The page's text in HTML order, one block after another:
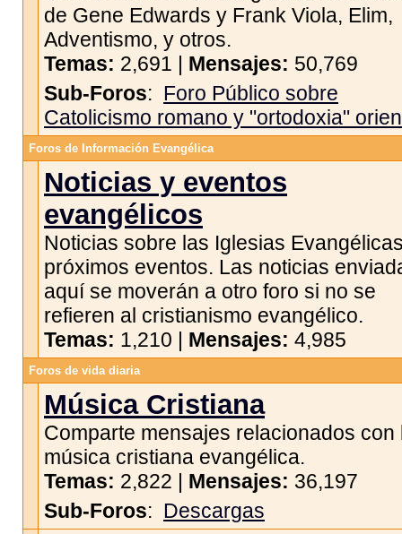
de Gene Edwards y Frank Viola, Elim,
Adventismo, y otros.
Temas: 2,691 | Mensajes: 50,769
Sub-Foros: Foro Público sobre
Catolicismo romano y "ortodoxia"
Foros de Información Evangélica
Noticias y eventos
evangélicos
Noticias sobre las Iglesias
próximos eventos. Las noticias
aquí se moverán a otro foro si no se
refieren al cristianismo evangélico.
Temas: 1,210 | Mensajes: 4,985
Foros de vida diaria
Música Cristiana
Comparte mensajes relacionados con
música cristiana evangélica.
Temas: 2,822 | Mensajes: 36,197
Sub-Foros: Descargas